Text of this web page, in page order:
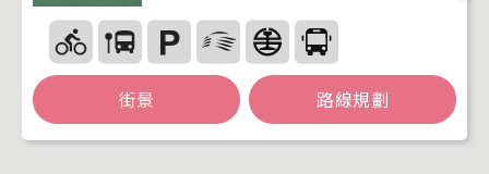
街景 路線規劃